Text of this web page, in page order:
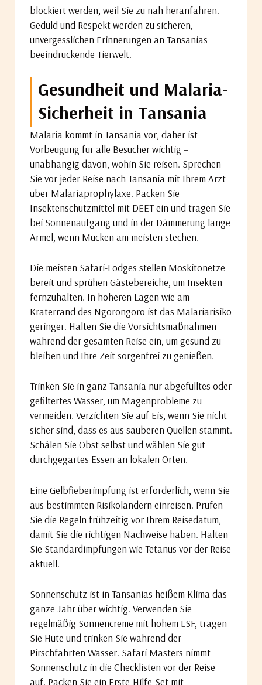
blockiert werden, weil Sie zu nah heranfahren.
Geduld und Respekt werden zu sicheren,
unvergesslichen Erinnerungen an Tansanias
beeindruckende Tierwelt.
Gesundheit und Malaria-
Sicherheit in Tansania
Malaria kommt in Tansania vor, daher ist
Vorbeugung für alle Besucher wichtig –
unabhängig davon, wohin Sie reisen. Sprechen
Sie vor jeder Reise nach Tansania mit Ihrem Arzt
über Malariaprophylaxe. Packen Sie
Insektenschutzmittel mit DEET ein und tragen Sie
bei Sonnenaufgang und in der Dämmerung lange
Ärmel, wenn Mücken am meisten stechen.
Die meisten Safari-Lodges stellen Moskitonetze
bereit und sprühen Gästebereiche, um Insekten
fernzuhalten. In höheren Lagen wie am
Kraterrand des Ngorongoro ist das Malariarisiko
geringer. Halten Sie die Vorsichtsmaßnahmen
während der gesamten Reise ein, um gesund zu
bleiben und Ihre Zeit sorgenfrei zu genießen.
Trinken Sie in ganz Tansania nur abgefülltes oder
gefiltertes Wasser, um Magenprobleme zu
vermeiden. Verzichten Sie auf Eis, wenn Sie nicht
sicher sind, dass es aus sauberen Quellen stammt.
Schälen Sie Obst selbst und wählen Sie gut
durchgegartes Essen an lokalen Orten.
Eine Gelbfieberimpfung ist erforderlich, wenn Sie
aus bestimmten Risikoländern einreisen. Prüfen
Sie die Regeln frühzeitig vor Ihrem Reisedatum,
damit Sie die richtigen Nachweise haben. Halten
Sie Standardimpfungen wie Tetanus vor der Reise
aktuell.
Sonnenschutz ist in Tansanias heißem Klima das
ganze Jahr über wichtig. Verwenden Sie
regelmäßig Sonnencreme mit hohem LSF, tragen
Sie Hüte und trinken Sie während der
Pirschfahrten Wasser. Safari Masters nimmt
Sonnenschutz in die Checklisten vor der Reise
auf. Packen Sie ein Erste-Hilfe-Set mit